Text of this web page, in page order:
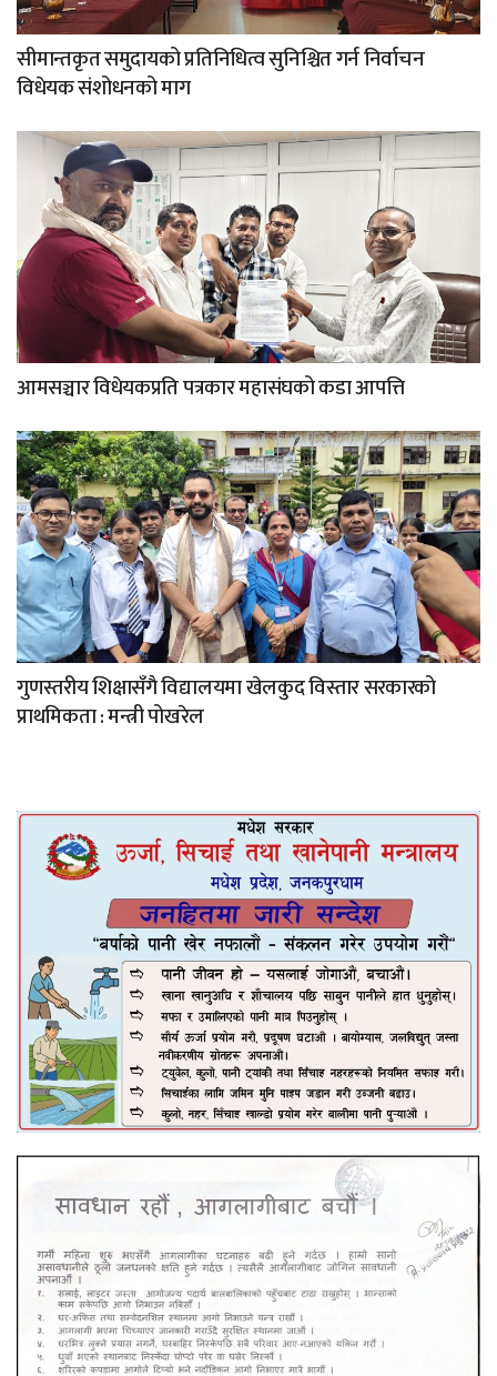
सीमान्तकृत समुदायको प्रतिनिधित्व सुनिश्चित गर्न निर्वाचन
विधेयक संशोधनको माग
आमसञ्चार विधेयकप्रति पत्रकार महासंघको कडा आपत्ति
गुणस्तरीय शिक्षासँगै विद्यालयमा खेलकुद विस्तार सरकारको
प्राथमिकता : मन्त्री पोखरेल